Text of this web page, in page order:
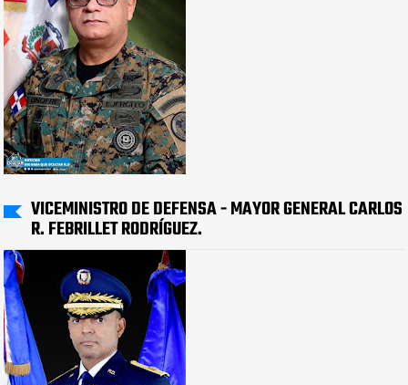
VICEMINISTRO DE DEFENSA - MAYOR GENERAL CARLOS
R. FEBRILLET RODRÍGUEZ.